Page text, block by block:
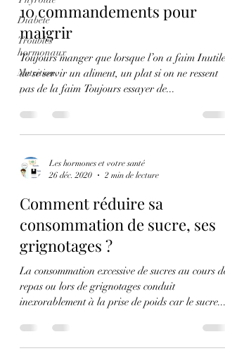
Diabète
Troubles
hormonaux
Nutrition
10 commandements pour
maigrir
Toujours manger que lorsque l’on a faim Inutile
de se servir un aliment, un plat si on ne ressent
pas de la faim Toujours essayer de...
Les hormones et votre santé
26 déc. 2020
2 min de lecture
Comment réduire sa
consommation de sucre, ses
grignotages ?
La consommation excessive de sucres au cours de
repas ou lors de grignotages conduit
inexorablement à la prise de poids car le sucre...